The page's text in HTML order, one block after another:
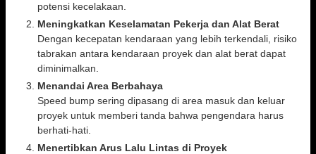
potensi kecelakaan.
Meningkatkan Keselamatan Pekerja dan Alat Berat
Dengan kecepatan kendaraan yang lebih terkendali, risiko
tabrakan antara kendaraan proyek dan alat berat dapat
diminimalkan.
Menandai Area Berbahaya
Speed bump sering dipasang di area masuk dan keluar
proyek untuk memberi tanda bahwa pengendara harus
berhati-hati.
Menertibkan Arus Lalu Lintas di Proyek